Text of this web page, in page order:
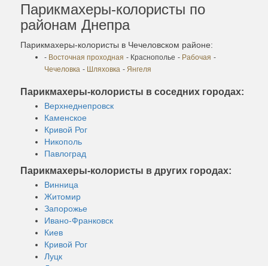
Парикмахеры-колористы по
районам Днепра
Парикмахеры-колористы в Чечеловском районе:
- Восточная проходная - Краснополье - Рабочая -
Чечеловка - Шляховка - Янгеля
Парикмахеры-колористы в соседних городах:
Верхнеднепровск
Каменское
Кривой Рог
Никополь
Павлоград
Парикмахеры-колористы в других городах:
Винница
Житомир
Запорожье
Ивано-Франковск
Киев
Кривой Рог
Луцк